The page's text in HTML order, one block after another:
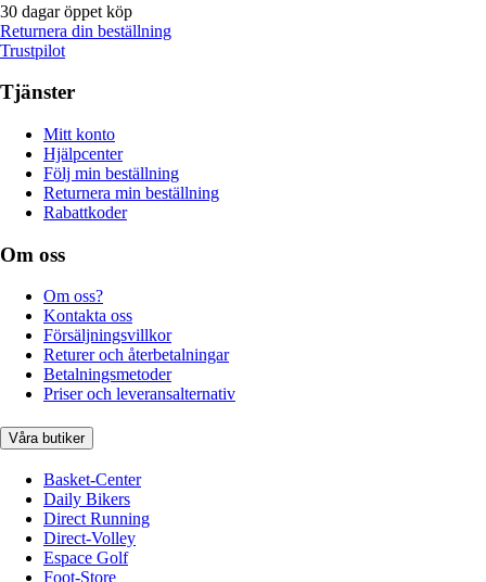
30 dagar öppet köp
Returnera din beställning
Trustpilot
Tjänster
Mitt konto
Hjälpcenter
Följ min beställning
Returnera min beställning
Rabattkoder
Om oss
Om oss?
Kontakta oss
Försäljningsvillkor
Returer och återbetalningar
Betalningsmetoder
Priser och leveransalternativ
Våra butiker
Basket-Center
Daily Bikers
Direct Running
Direct-Volley
Espace Golf
Foot-Store